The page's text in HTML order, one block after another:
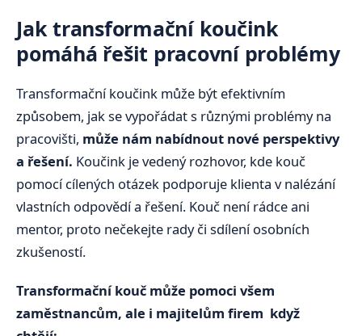
Jak transformační koučink
pomáhá řešit pracovní problémy
Transformační koučink může být efektivním
způsobem, jak se vypořádat s různými problémy na
pracovišti, může nám nabídnout nové perspektivy
a řešení. Koučink je vedený rozhovor, kde kouč
pomocí cílených otázek podporuje klienta v nalézání
vlastních odpovědí a řešení. Kouč není rádce ani
mentor, proto nečekejte rady či sdílení osobních
zkušeností.
Transformační kouč může pomoci všem
zaměstnancům, ale i majitelům firem když